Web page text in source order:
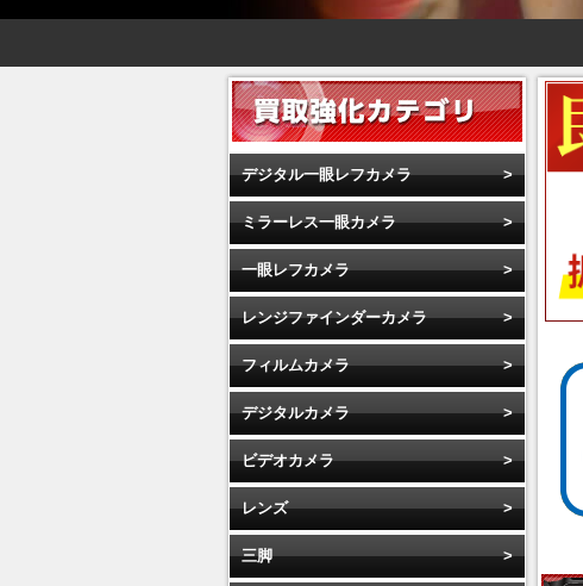
デジタル一眼レフカメラ
ミラーレス一眼カメラ
一眼レフカメラ
レンジファインダーカメラ
フィルムカメラ
デジタルカメラ
ビデオカメラ
レンズ
三脚